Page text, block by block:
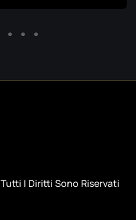
Tutti I Diritti Sono Riservati